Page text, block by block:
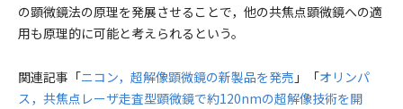
の顕微鏡法の原理を発展させることで，他の共焦点顕微鏡への適
用も原理的に可能と考えられるという。
関連記事「ニコン，超解像顕微鏡の新製品を発売 」「オリンパ
ス，共焦点レーザ走査型顕微鏡で約120nmの超解像技術を開